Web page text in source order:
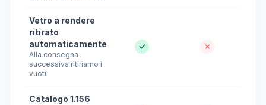
Vetro a rendere
ritirato
automaticamente
Alla consegna
successiva ritiriamo i
vuoti
✓ ✗
Catalogo 1.156